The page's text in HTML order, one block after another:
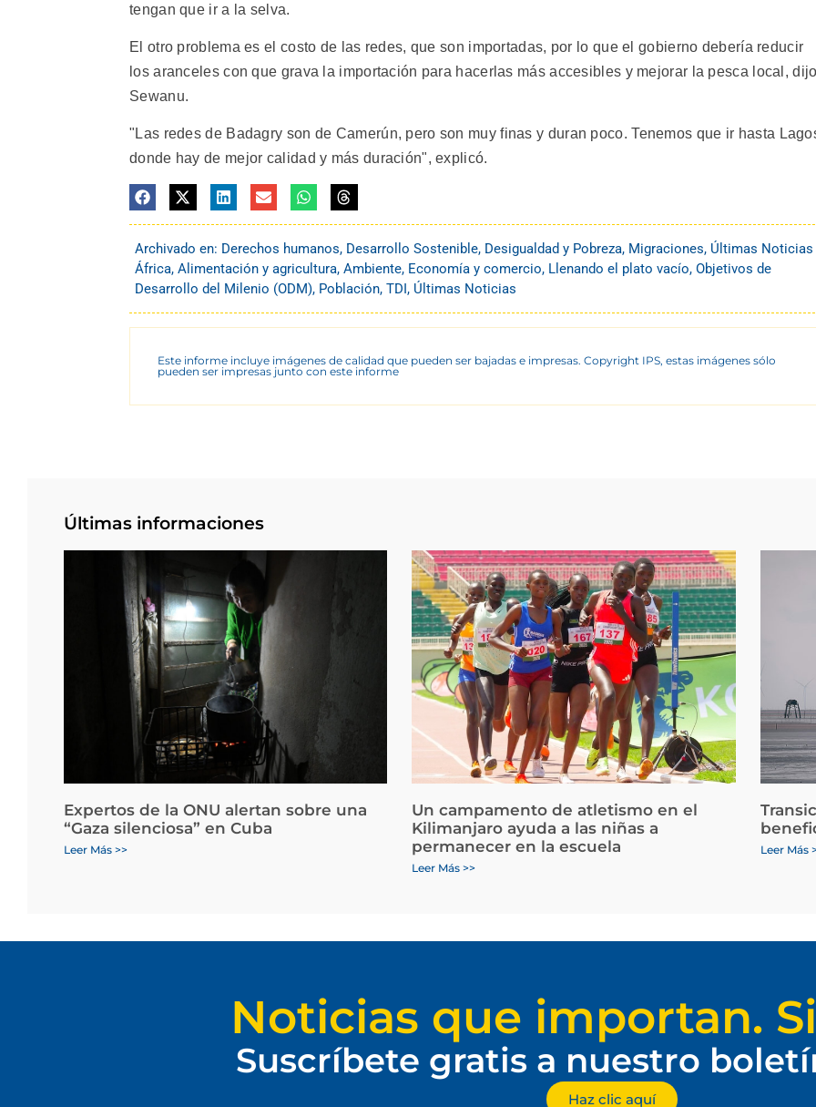
tengan que ir a la selva.
El otro problema es el costo de las redes, que son importadas, por lo que el gobierno debería reducir
los aranceles con que grava la importación para hacerlas más accesibles y mejorar la pesca local,
Sewanu.
"Las redes de Badagry son de Camerún, pero son muy finas y duran poco. Tenemos que ir hasta
donde hay de mejor calidad y más duración", explicó.
Archivado en: Derechos humanos, Desarrollo Sostenible, Desigualdad y Pobreza, Migraciones, Últimas Noticias
África, Alimentación y agricultura, Ambiente, Economía y comercio, Llenando el plato vacío, Objetivos de
Desarrollo del Milenio (ODM), Población, TDI, Últimas Noticias
Este informe incluye imágenes de calidad que pueden ser bajadas e impresas. Copyright IPS, estas imágenes sólo
pueden ser impresas junto con este informe
Últimas informaciones
Expertos de la ONU alertan sobre una
“Gaza silenciosa” en Cuba
Leer Más >>
Un campamento de atletismo en el
Kilimanjaro ayuda a las niñas a
permanecer en la escuela
Leer Más >>
Leer Más
Noticias que importan.
Suscríbete gratis a nuestro
Haz clic aquí